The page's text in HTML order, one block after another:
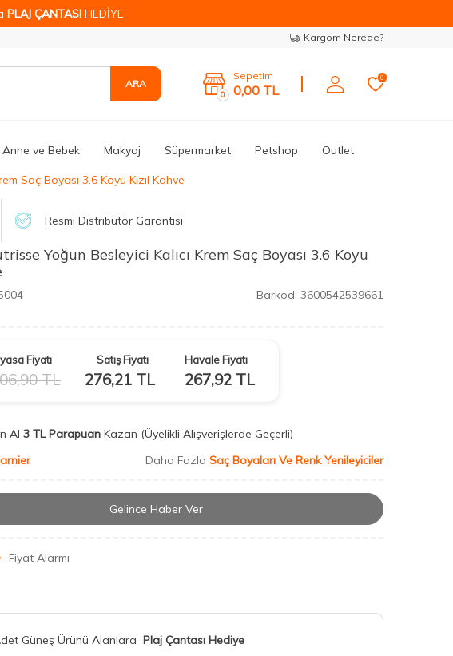
PLAJ ÇANTASI HEDİYE
Kargom Nerede?
ARA
0
Sepetim
0,00 TL
0
Anne ve Bebek Makyaj Süpermarket Petshop Outlet
Saç Boyası 3.6 Koyu Kızıl Kahve
Resmi Distribütör Garantisi
Yoğun Besleyici Kalıcı Krem Saç Boyası 3.6 Koyu
Barkod: 3600542539661
Fiyatı
TL
Satış Fiyatı
276,21 TL
Havale Fiyatı
267,92 TL
Al 3 TL Parapuan Kazan (Üyelikli Alışverişlerde Geçerli)
Daha Fazla Saç Boyaları Ve Renk Yenileyiciler
Gelince Haber Ver
Fiyat Alarmı
Güneş Ürünü Alanlara Plaj Çantası Hediye